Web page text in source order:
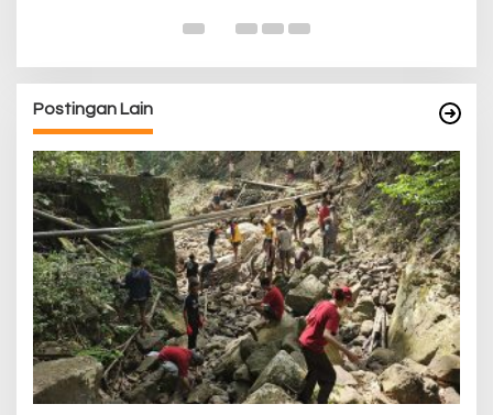
Postingan Lain